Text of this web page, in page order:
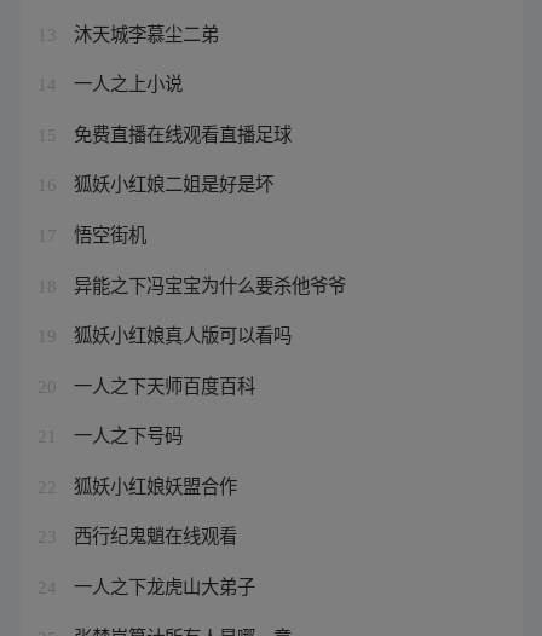
13 沐天城李慕尘二弟
14 一人之上小说
15 免费直播在线观看直播足球
16 狐妖小红娘二姐是好是坏
17 悟空街机
18 异能之下冯宝宝为什么要杀他爷爷
19 狐妖小红娘真人版可以看吗
20 一人之下天师百度百科
21 一人之下号码
22 狐妖小红娘妖盟合作
23 西行纪鬼魈在线观看
24 一人之下龙虎山大弟子